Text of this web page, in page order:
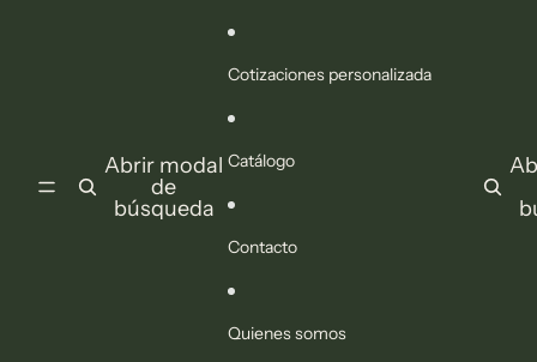
Abrir modal
de
búsqueda
Cotizaciones personalizada
Catálogo
Contacto
Quienes somos